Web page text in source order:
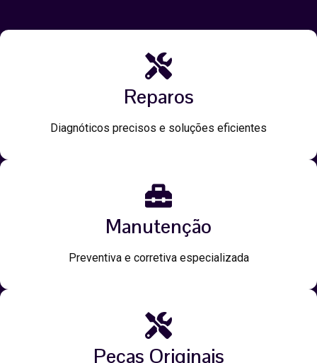
Reparos
Diagnóticos precisos e soluções eficientes
Manutenção
Preventiva e corretiva especializada
Peças Originais